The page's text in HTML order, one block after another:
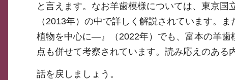
と言えます。なお羊歯模様については、東京国
（2013年）の中で詳しく解説されています。
植物を中心に―』（2022年）でも、富本の羊歯
点も併せて考察されています。読み応えのある
話を戻しましょう。